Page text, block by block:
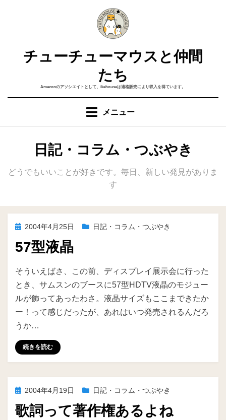
チューチューマウスと仲間
たち
Amazonのアソシエイトとして、ikehouseは適格販売により収入を得ています。
メニュー
カテゴリー
:日記・コラム・つぶやき
どうでもいいことが好きです。毎日、新しい発見がありま
す
投
日:
2004年4月25日 日記・コラム・つぶやき
57型液晶
投稿者 ike
そういえばさ、この前、ディスプレイ展示会に行った
とき、サムスンのブースに57型HDTV液晶のモジュー
ルが飾ってあったわさ。液晶サイズもここまできたか
ー！って感じだったが、あれはいつ発売されるんだろ
うか…
続きを読む
投
日:
2004年4月19日 日記・コラム・つぶやき
歌詞って著作権あるよね